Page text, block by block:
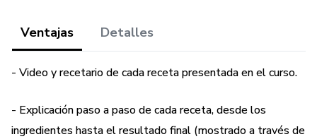
Ventajas Detalles
- Video y recetario de cada receta presentada en el curso.
- Explicación paso a paso de cada receta, desde los
ingredientes hasta el resultado final (mostrado a través de